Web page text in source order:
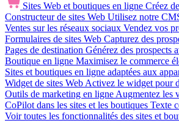
Sites Web et boutiques en ligne Créez
Constructeur de sites Web Utilisez notre
Ventes sur les réseaux sociaux Vendez vos
Formulaires de sites Web Capturez des
Pages de destination Générez des prospects
Boutique en ligne Maximisez le commerce
Sites et boutiques en ligne adaptées aux
Widget de sites Web Activez le widget pour
Outils de marketing en ligne Augmentez les
CoPilot dans les sites et les boutiques Texte
Voir toutes les fonctionnalités des sites et